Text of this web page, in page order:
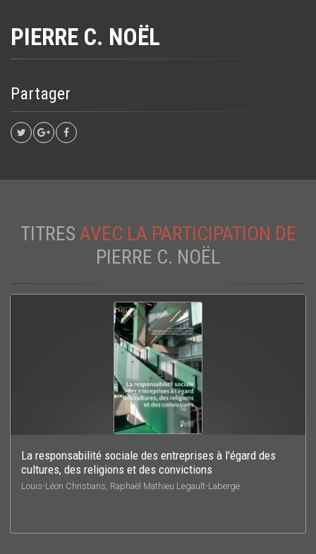
PIERRE C. NOËL
Partager
TITRES AVEC LA PARTICIPATION DE
PIERRE C. NOËL
La responsabilité sociale des entreprises à l'égard des
cultures, des religions et des convictions
Louis-Léon Christians, Raphaël Mathieu Legault-Laberge